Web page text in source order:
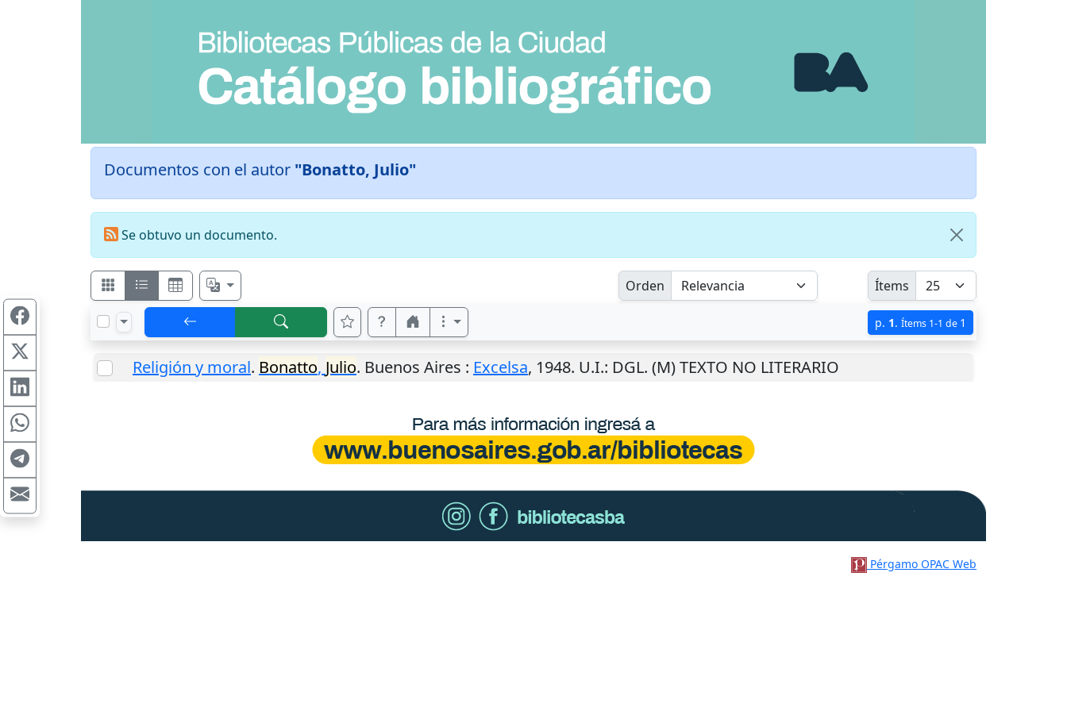
Documentos con el autor "Bonatto, Julio"
Se obtuvo un documento.
Orden Ítems
p. 1. Ítems 1-1 de 1
Religión y moral. Bonatto, Julio. Buenos Aires : Excelsa, 1948. U.I.: DGL. (M) TEXTO NO LITERARIO
Pérgamo OPAC Web